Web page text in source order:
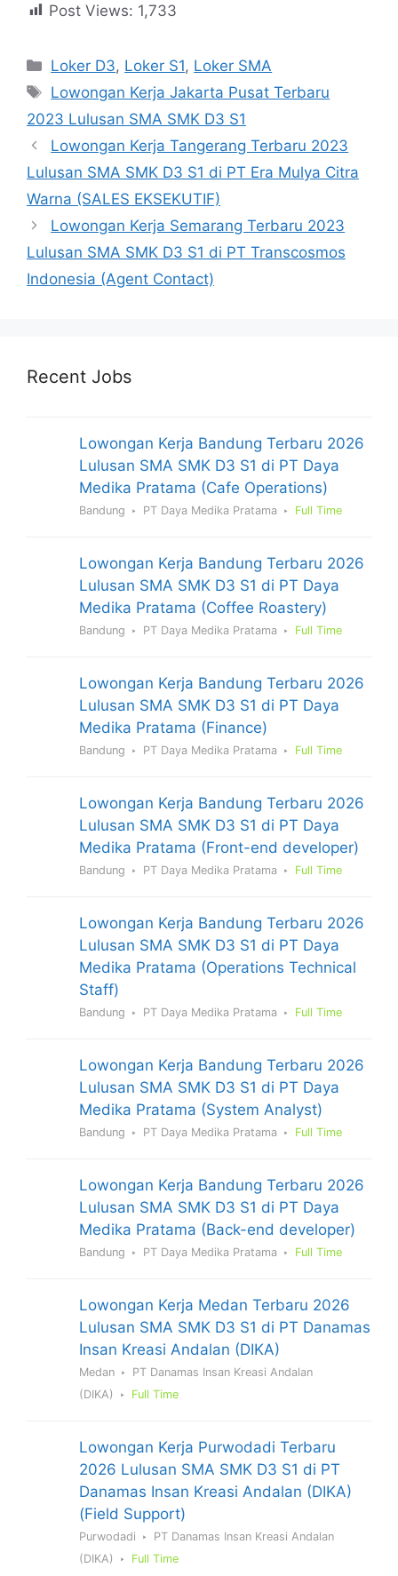
Post Views: 1,733
Kategori
Loker D3, Loker S1, Loker SMA
Tag
Lowongan Kerja Jakarta Pusat Terbaru
2023 Lulusan SMA SMK D3 S1
Lowongan Kerja Tangerang Terbaru 2023
Lulusan SMA SMK D3 S1 di PT Era Mulya Citra
Warna (SALES EKSEKUTIF)
Lowongan Kerja Semarang Terbaru 2023
Lulusan SMA SMK D3 S1 di PT Transcosmos
Indonesia (Agent Contact)
Recent Jobs
Lowongan Kerja Bandung Terbaru 2026
Lulusan SMA SMK D3 S1 di PT Daya
Medika Pratama (Cafe Operations)
Bandung PT Daya Medika Pratama Full Time
Lowongan Kerja Bandung Terbaru 2026
Lulusan SMA SMK D3 S1 di PT Daya
Medika Pratama (Coffee Roastery)
Bandung PT Daya Medika Pratama Full Time
Lowongan Kerja Bandung Terbaru 2026
Lulusan SMA SMK D3 S1 di PT Daya
Medika Pratama (Finance)
Bandung PT Daya Medika Pratama Full Time
Lowongan Kerja Bandung Terbaru 2026
Lulusan SMA SMK D3 S1 di PT Daya
Medika Pratama (Front-end developer)
Bandung PT Daya Medika Pratama Full Time
Lowongan Kerja Bandung Terbaru 2026
Lulusan SMA SMK D3 S1 di PT Daya
Medika Pratama (Operations Technical
Staff)
Bandung PT Daya Medika Pratama Full Time
Lowongan Kerja Bandung Terbaru 2026
Lulusan SMA SMK D3 S1 di PT Daya
Medika Pratama (System Analyst)
Bandung PT Daya Medika Pratama Full Time
Lowongan Kerja Bandung Terbaru 2026
Lulusan SMA SMK D3 S1 di PT Daya
Medika Pratama (Back-end developer)
Bandung PT Daya Medika Pratama Full Time
Lowongan Kerja Medan Terbaru 2026
Lulusan SMA SMK D3 S1 di PT Danamas
Insan Kreasi Andalan (DIKA)
Medan
PT Danamas Insan Kreasi Andalan
(DIKA)
Full Time
Lowongan Kerja Purwodadi Terbaru
2026 Lulusan SMA SMK D3 S1 di PT
Danamas Insan Kreasi Andalan (DIKA)
(Field Support)
Purwodadi
PT Danamas Insan Kreasi Andalan
(DIKA)
Full Time